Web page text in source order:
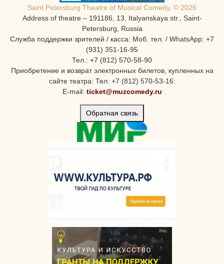
Saint Petersburg Theatre of Musical Comedy, © 2026
Address of theatre – 191186, 13, Italyanskaya str., Saint-
Petersburg, Russia
Служба поддержки зрителей / касса: Моб. тел. / WhatsApp: +7
(931) 351-16-95
Тел.: +7 (812) 570-58-90
Приобретение и возврат электронных билетов, купленных на
сайте театра: Тел. +7 (812) 570-53-16:
E-mail: ticket@muzcomedy.ru
Обратная связь